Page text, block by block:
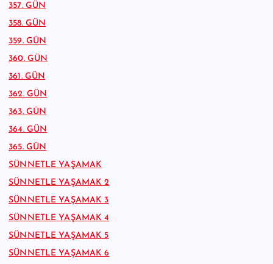
357. GÜN
358. GÜN
359. GÜN
360. GÜN
361. GÜN
362. GÜN
363. GÜN
364. GÜN
365. GÜN
SÜNNETLE YAŞAMAK
SÜNNETLE YAŞAMAK 2
SÜNNETLE YAŞAMAK 3
SÜNNETLE YAŞAMAK 4
SÜNNETLE YAŞAMAK 5
SÜNNETLE YAŞAMAK 6